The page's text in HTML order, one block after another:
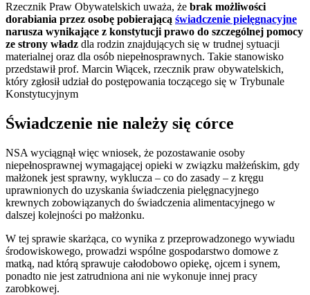
Rzecznik Praw Obywatelskich uważa, że brak możliwości
dorabiania przez osobę pobierającą świadczenie pielęgnacyjne
narusza wynikające z konstytucji prawo do szczególnej pomocy
ze strony władz dla rodzin znajdujących się w trudnej sytuacji
materialnej oraz dla osób niepełnosprawnych. Takie stanowisko
przedstawił prof. Marcin Wiącek, rzecznik praw obywatelskich,
który zgłosił udział do postępowania toczącego się w Trybunale
Konstytucyjnym
Świadczenie nie należy się córce
NSA wyciągnął więc wniosek, że pozostawanie osoby
niepełnosprawnej wymagającej opieki w związku małżeńskim, gdy
małżonek jest sprawny, wyklucza – co do zasady – z kręgu
uprawnionych do uzyskania świadczenia pielęgnacyjnego
krewnych zobowiązanych do świadczenia alimentacyjnego w
dalszej kolejności po małżonku.
W tej sprawie skarżąca, co wynika z przeprowadzonego wywiadu
środowiskowego, prowadzi wspólne gospodarstwo domowe z
matką, nad którą sprawuje całodobowo opiekę, ojcem i synem,
ponadto nie jest zatrudniona ani nie wykonuje innej pracy
zarobkowej.